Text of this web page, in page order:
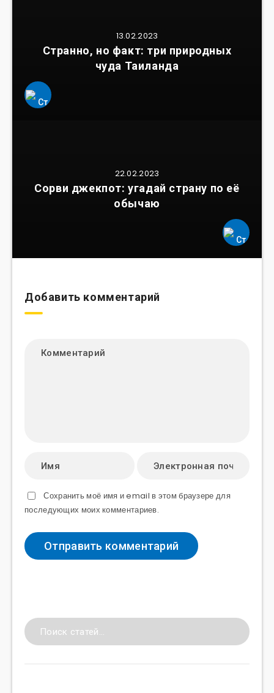
13.02.2023
Странно, но факт: три природных
чуда Таиланда
22.02.2023
Сорви джекпот: угадай страну по её
обычаю
Добавить комментарий
Сохранить моё имя и email в этом браузере для
последующих моих комментариев.